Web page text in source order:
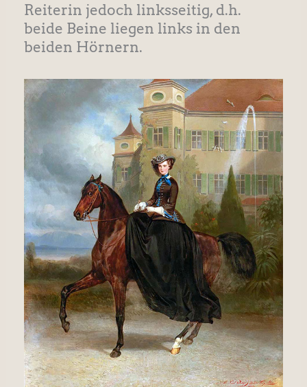
Reiterin jedoch linksseitig, d.h.
beide Beine liegen links in den
beiden Hörnern.